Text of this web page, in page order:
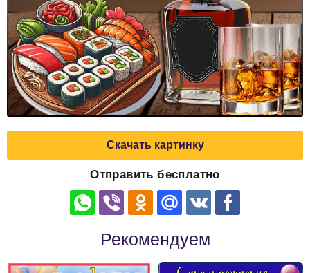
Скачать картинку
Отправить бесплатно
Рекомендуем